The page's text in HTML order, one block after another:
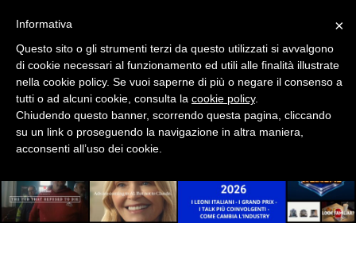
EDITORIA
ESTERNA
RADIO / AUDIO
×
Informativa
Questo sito o gli strumenti terzi da questo utilizzati si avvalgono
di cookie necessari al funzionamento ed utili alle finalità illustrate
nella cookie policy. Se vuoi saperne di più o negare il consenso a
tutti o ad alcuni cookie, consulta la cookie policy.
Chiudendo questo banner, scorrendo questa pagina, cliccando
su un link o proseguendo la navigazione in altra maniera,
acconsenti all’uso dei cookie.